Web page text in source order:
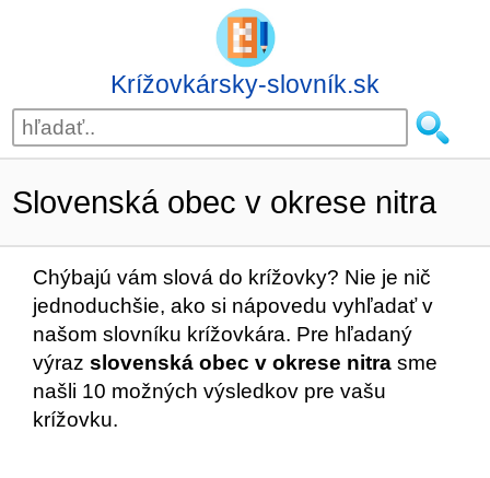
Krížovkársky-slovník.sk
Slovenská obec v okrese nitra
Chýbajú vám slová do krížovky? Nie je nič
jednoduchšie, ako si nápovedu vyhľadať v
našom slovníku krížovkára. Pre hľadaný
výraz slovenská obec v okrese nitra sme
našli 10 možných výsledkov pre vašu
krížovku.